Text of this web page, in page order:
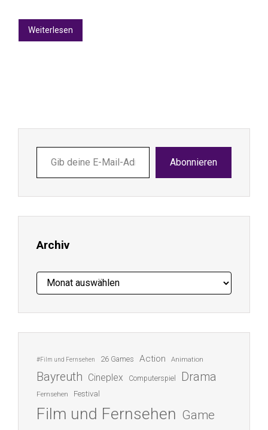
Weiterlesen
deine
E-
ein ...
Abonnieren
Archiv
Archiv
#Film und Fernsehen 26 Games Action Animation
Bayreuth Cineplex Computerspiel Drama
Fernsehen Festival
Film und Fernsehen Game